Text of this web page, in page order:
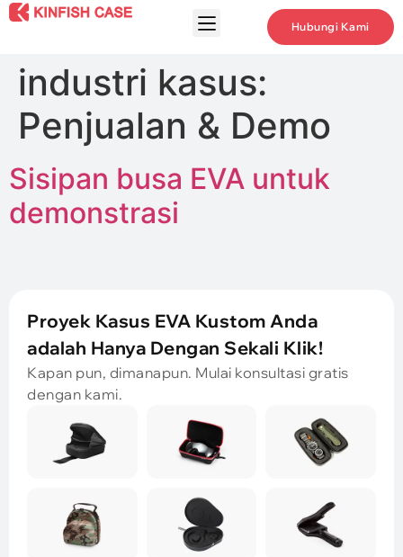
Hubungi Kami
industri kasus:
Penjualan & Demo
Sisipan busa EVA untuk
demonstrasi
Proyek Kasus EVA Kustom Anda
adalah Hanya Dengan Sekali Klik!
Kapan pun, dimanapun. Mulai konsultasi gratis
dengan kami.